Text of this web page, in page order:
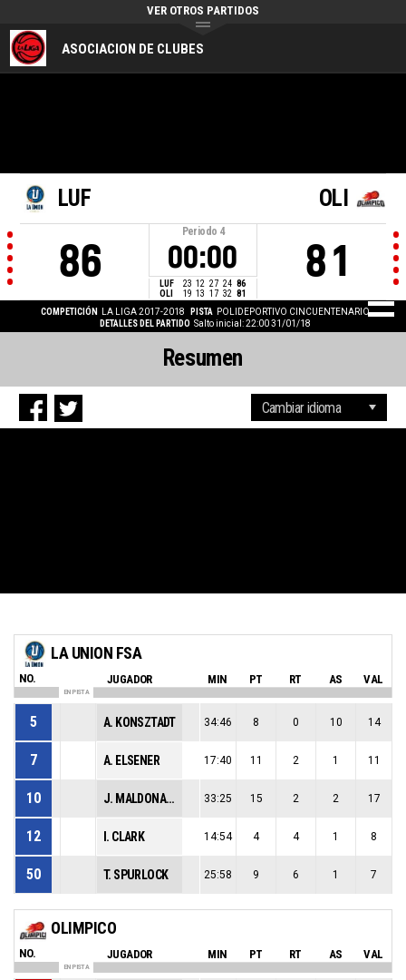
ASOCIACION DE CLUBES
VER OTROS PARTIDOS
LUF
86
Periodo 4
00:00
LUF 23 12 27 24 86
OLI
19 13 17 32 81
OLI
81
COMPETICIÓN LA LIGA 2017-2018 PISTA
POLIDEPORTIVO CINCUENTENARIO
DETALLES DEL PARTIDO Salto inicial: 22:00 31/01/18
Resumen
LA UNION FSA
NO. JUGADOR MIN PT RT AS VAL
EN PISTA
5 A. KONSZTADT 34:46 8 0 10 14
7 A. ELSENER 17:40 11 2 1 11
10 J. MALDONADO 33:25 15 2 2 17
12 I. CLARK 14:54 4 4 1 8
50 T. SPURLOCK 25:58 9 6 1 7
OLIMPICO
NO. JUGADOR MIN PT RT AS VAL
EN PISTA